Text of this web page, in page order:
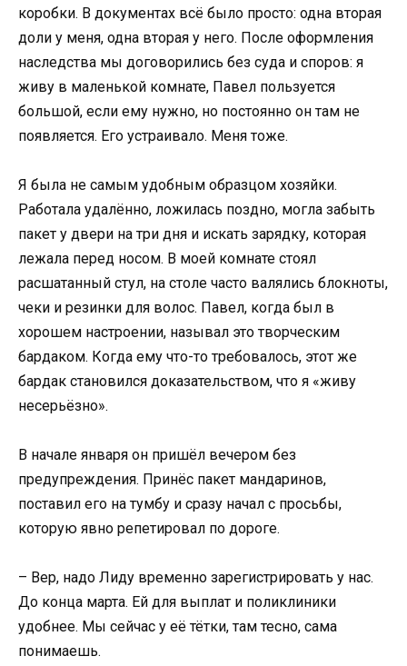
коробки. В документах всё было просто: одна вторая
доли у меня, одна вторая у него. После оформления
наследства мы договорились без суда и споров: я
живу в маленькой комнате, Павел пользуется
большой, если ему нужно, но постоянно он там не
появляется. Его устраивало. Меня тоже.
Я была не самым удобным образцом хозяйки.
Работала удалённо, ложилась поздно, могла забыть
пакет у двери на три дня и искать зарядку, которая
лежала перед носом. В моей комнате стоял
расшатанный стул, на столе часто валялись блокноты,
чеки и резинки для волос. Павел, когда был в
хорошем настроении, называл это творческим
бардаком. Когда ему что-то требовалось, этот же
бардак становился доказательством, что я «живу
несерьёзно».
В начале января он пришёл вечером без
предупреждения. Принёс пакет мандаринов,
поставил его на тумбу и сразу начал с просьбы,
которую явно репетировал по дороге.
– Вер, надо Лиду временно зарегистрировать у нас.
До конца марта. Ей для выплат и поликлиники
удобнее. Мы сейчас у её тётки, там тесно, сама
понимаешь.